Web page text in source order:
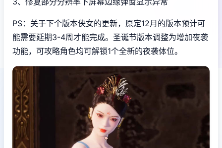
PS：关于下个版本侠女的更新，原定12月的版本预计可
能需要延期3-4周才能完成。圣诞节版本调整为增加夜袭
功能，可攻略角色均可解锁1个全新的夜袭体位。